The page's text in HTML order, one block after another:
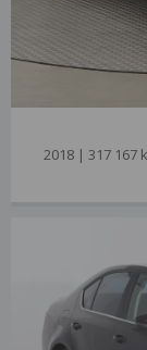
2018 | 317 167